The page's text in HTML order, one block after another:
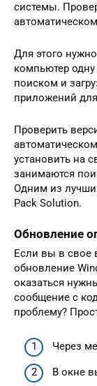
системы.
Для этого
компьютер
поиском и
приложений для
Проверить
установить на
занимаются
Одним из
Pack Solution.
Обновление
Если вы в свое
обновление
оказаться
сообщение с
проблему?
Через
В окне